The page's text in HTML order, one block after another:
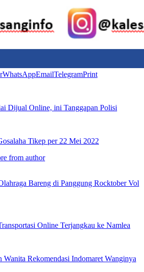
WhatsAppEmailTelegramPrint
Dijual Online, ini Tanggapan Polisi
Tikep per 22 Mei 2022
from author
Bareng di Panggung Rocktober Vol
Online Terjangkau ke Namlea
Rekomendasi Indomaret Wanginya